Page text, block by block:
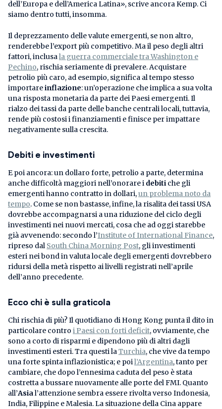
dell’Europa e dell’America Latina», scrive ancora Kemp. Ci
siamo dentro tutti, insomma.
Il deprezzamento delle valute emergenti, se non altro,
renderebbe l’export più competitivo. Ma il peso degli altri
fattori, inclusala guerra commerciale tra Washington e
Pechino, rischia seriamente di prevalere. Acquistare
petrolio più caro, ad esempio, significa al tempo stesso
importareinflazione: un’operazione che implica a sua volta
una risposta monetaria da parte dei Paesi emergenti. Il
rialzo dei tassi da parte delle banche centrali locali, tuttavia,
rende più costosi i finanziamenti e finisce per impattare
negativamente sulla crescita.
Debiti e investimenti
E poi ancora: un dollaro forte, petrolio a parte, determina
anche difficoltà maggiori nell’onorare i debiti che gli
emergenti hanno contratto in dollari,un problema noto da
tempo. Come se non bastasse, infine, la risalita dei tassi USA
dovrebbe accompagnarsi a una riduzione del ciclo degli
investimenti nei nuovi mercati, cosa che ad oggi starebbe
già avvenendo: secondo l’Institute of International Finance,
ripreso dal South China Morning Post, gli investimenti
esteri nei bond in valuta locale degli emergenti dovrebbero
ridursi della metà rispetto ai livelli registrati nell’aprile
dell’anno precedente.
Ecco chi è sulla graticola
Chi rischia di più? Il quotidiano di Hong Kong punta il dito in
particolare contro i Paesi con forti deficit, ovviamente, che
sono a corto di risparmi e dipendono più di altri dagli
investimenti esteri. Tra questi laTurchia, che vive da tempo
una forte spinta inflazionistica; e poil’Argentina, tanto per
cambiare, che dopo l’ennesima caduta del peso è stata
costretta a bussare nuovamente alle porte del FMI. Quanto
all’Asial’attenzione sembra essere rivolta verso Indonesia,
India, Filippine e Malesia. La situazione della Cina appare